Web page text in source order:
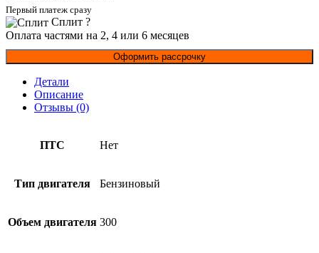
Первый платеж сразу
Сплит ?
Оплата частями на 2, 4 или 6 месяцев
Оформить рассрочку
Детали
Описание
Отзывы (0)
ПТС Нет
Тип двигателя Бензиновый
Объем двигателя 300